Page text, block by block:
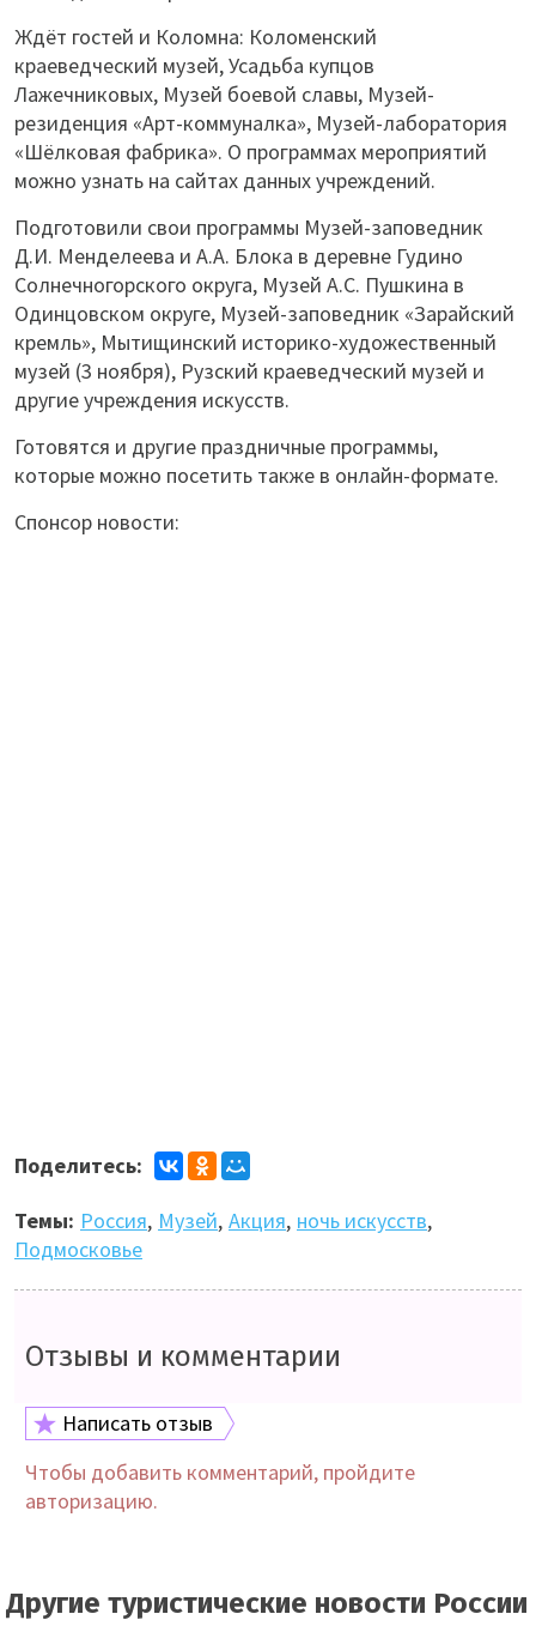
Ждёт гостей и Коломна: Коломенский
краеведческий музей, Усадьба купцов
Лажечниковых, Музей боевой славы, Музей-
резиденция «Арт-коммуналка», Музей-лаборатория
«Шёлковая фабрика». О программах мероприятий
можно узнать на сайтах данных учреждений.
Подготовили свои программы Музей-заповедник
Д.И. Менделеева и А.А. Блока в деревне Гудино
Солнечногорского округа, Музей А.С. Пушкина в
Одинцовском округе, Музей-заповедник «Зарайский
кремль», Мытищинский историко-художественный
музей (3 ноября), Рузский краеведческий музей и
другие учреждения искусств.
Готовятся и другие праздничные программы,
которые можно посетить также в онлайн-формате.
Спонсор новости:
Поделитесь:
Темы: Россия, Музей, Акция, ночь искусств,
Подмосковье
Отзывы и комментарии
Написать отзыв
Чтобы добавить комментарий, пройдите
авторизацию.
Другие туристические новости России